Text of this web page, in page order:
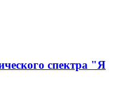
спектра "Я